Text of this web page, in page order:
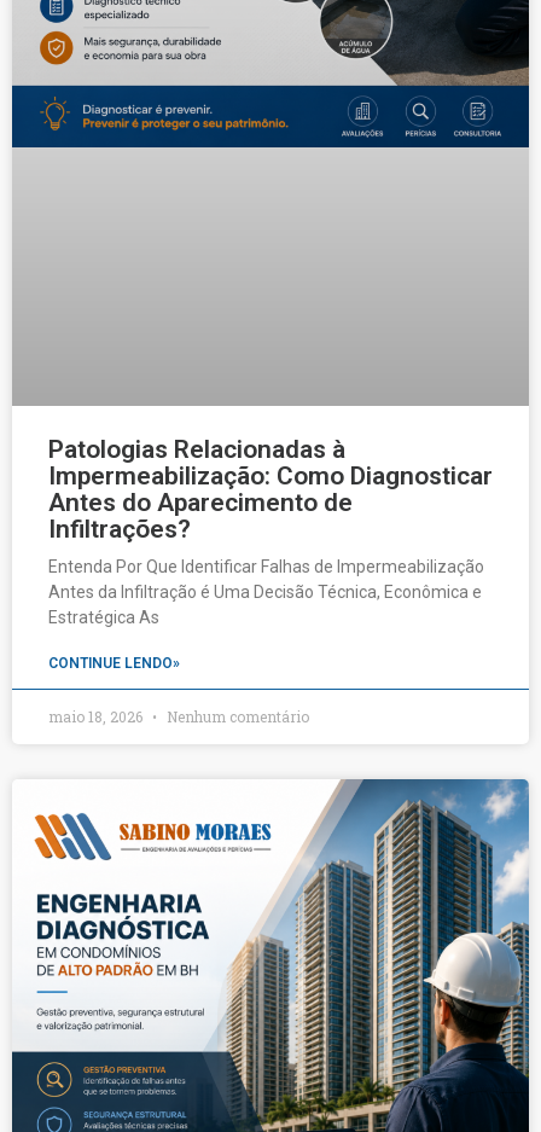
Patologias Relacionadas à
Impermeabilização: Como Diagnosticar
Antes do Aparecimento de
Infiltrações?
Entenda Por Que Identificar Falhas de Impermeabilização
Antes da Infiltração é Uma Decisão Técnica, Econômica e
Estratégica As
CONTINUE LENDO»
maio 18, 2026 Nenhum comentário